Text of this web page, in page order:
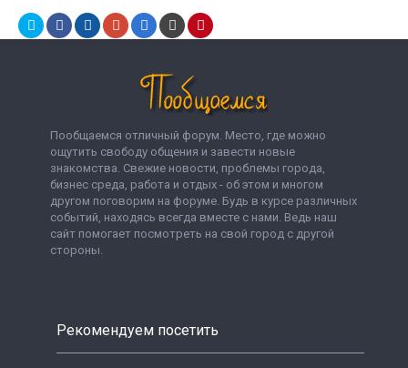
Пообщаемся отличный форум. Место, где можно
ощутить свободу общения и завести новые
знакомства. Свежие новости, проблемы города,
бизнес среда, работа и отдых - об этом и многом
другом поговорим на форуме. Будь в курсе различных
событий, находясь всегда вместе с нами. Ведь наш
сайт помогает посмотреть на свой город с другой
стороны.
Рекомендуем посетить